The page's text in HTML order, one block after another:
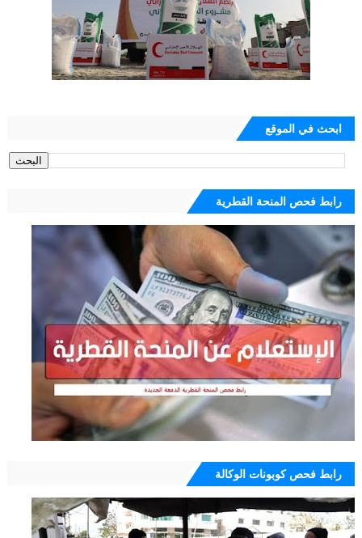
ابحث في الموقع
رابط فحص المنحة القطرية
رابط فحص كوبونات الوكالة